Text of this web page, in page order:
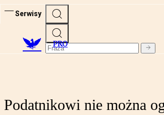
Serwisy
PRO
Podatnikowi nie można